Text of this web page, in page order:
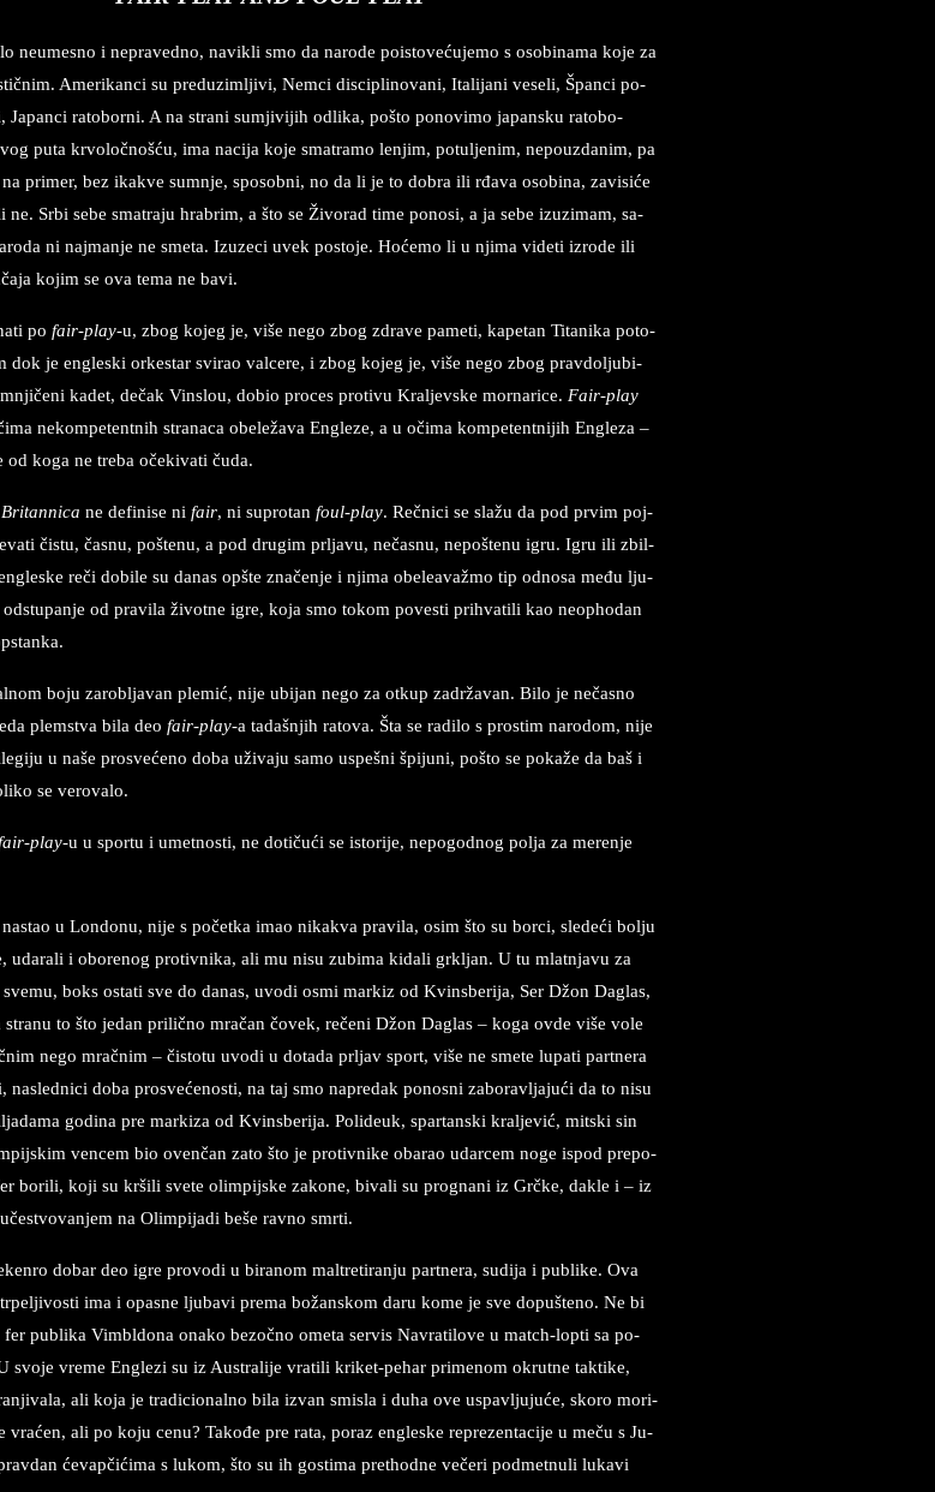
ne­u­me­sno i ne­pra­ved­no, na­vi­kli smo da na­ro­de po­i­sto­većuje­mo s osobi­na­ma koje za
Ame­ri­kanci su pred­u­zim­lji­vi, Nemci disciplino­va­ni, Ita­li­ja­ni vese­li, Špan­ci po­
Ja­pan­ci ra­to­bo­rni. A na stra­ni su­mji­vi­jih od­li­ka, pošto ponovimo ja­pan­sku ra­to­bo­
puta krvoločnošću, ima na­ci­ja koje sma­tra­mo lenj­im, po­tul­je­nim, ne­po­u­zda­nim, pa
pri­mer, bez ika­kve sum­nje, spo­sob­ni, no da li je to do­bra ili rđava oso­bi­na, zavisiće
Srbi sebe sma­tra­ju hra­brim, a što se Živo­rad time po­no­si, a ja sebe iz­u­zi­mam, sa­
ni naj­man­je ne sme­ta. Iz­u­ze­ci uvek po­sto­je. Hoćemo li u nji­ma vi­de­ti iz­ro­de ili
ko­jim se ova tema ne bavi.
po fair-play-u, zbog ko­jeg je, više nego zbog zdra­ve pa­me­ti, ka­pe­tan Titanika po­to­
dok je en­gle­ski or­ke­star svi­rao val­ce­re, i zbog ko­jeg je, više nego zbog prav­dol­ju­bi­
ka­det, dečak Vin­slou, do­bio pro­ces pro­ti­vu Kral­jev­ske mor­na­ri­ce. Fair-play
ne­kom­pe­tent­nih stra­na­ca obe­ležava En­gle­ze, a u očima kom­pe­tent­ni­jih En­gle­za –
koga ne treba očeki­va­ti čuda.
ne de­fi­ni­se ni fair, ni su­pro­tan foul-play. Rečnici se slažu da pod prvim poj­
čistu, časnu, po­šte­nu, a pod dru­gim prl­ja­vu, nečasnu, nepoštenu igru. Igru ili zbil­
reči do­bi­le su da­nas op­šte značenje i nji­ma obeleavažmo tip od­no­sa među lju­
od pra­vi­la život­ne igre, koja smo to­kom po­ve­sti pri­hva­ti­li kao ne­op­ho­dan
boju za­ro­blja­van ple­mić, nije ubi­jan nego za ot­kup zadržavan. Bilo je nečasno
plem­stva bila deo fair-play-a tadašnjih ra­to­va. Šta se ra­di­lo s prostim na­ro­dom, nije
u naše pro­svećeno doba uživa­ju samo uspešni špiju­ni, pošto se pokaže da baš i
se ve­ro­va­lo.
play-u u spor­tu i umet­no­sti, ne dotičući se isto­ri­je, ne­po­god­nog pol­ja za meren­je
u Lon­do­nu, nije s početka imao ni­ka­kva pra­vi­la, osim što su bor­ci, sledeći bol­ju
uda­ra­li i obo­re­nog pro­tiv­ni­ka, ali mu nisu zu­bi­ma ki­da­li grk­ljan. U tu mlat­nja­vu za
boks osta­ti sve do da­nas, uvo­di osmi mar­kiz od Kvinsberija, Ser Džon Da­glas,
stra­nu to što je­dan pri­lično mračan čovek, rečeni Džon D­a­glas – koga ovde više vole
nego mrač­nim – čisto­tu uvo­di u do­ta­da prl­jav sport, više ne sme­te lu­pa­ti part­ne­ra
na­sled­ni­ci doba pro­svećeno­sti, na taj smo na­pre­dak po­no­sni za­bo­rav­lja­jući da to nisu
go­di­na pre mar­ki­za od Kvinsberija. Po­li­de­uk, spar­tan­ski kral­je­vić, mitski sin
ven­cem bio ovenčan zato što je pro­tiv­ni­ke oba­rao udar­cem noge is­pod pre­po­
bo­ri­li, koji su kršili sve­te olim­pij­ske za­ko­ne, bi­va­li su prog­na­ni iz Grčke, da­kle i – iz
na Ol­im­pi­ja­di beše rav­no smr­ti.
do­bar deo igre pro­vo­di u bi­ra­nom mal­tre­ti­ran­ju part­ne­ra, su­di­ja i pu­bli­ke. Ova
ima i opa­sne lju­ba­vi pre­ma božan­skom daru kome je sve dopušteno. Ne bi
fer pu­bli­ka Vim­bl­do­na ona­ko bezočno ome­ta ser­vis Navratilove u match-lop­ti sa po­
svo­je vre­me En­gle­zi su iz Au­stra­li­je vra­ti­li kriket-pe­har pri­me­nom okru­tne tak­ti­ke,
ali koja je tra­di­ci­o­nal­no bila iz­van smi­sla i duha ove uspav­lju­juće, sko­ro mo­ri­
vraćen, ali po koju cenu? Takođe pre rata, po­raz en­gle­ske re­pre­zen­ta­ci­je u meču s Ju­
ćevapčićima s lu­kom, što su ih go­sti­ma pret­hod­ne večeri pod­met­nu­li lu­ka­vi